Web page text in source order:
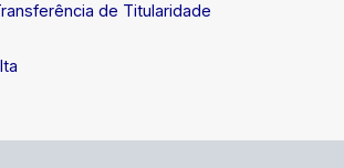
de Titularidade